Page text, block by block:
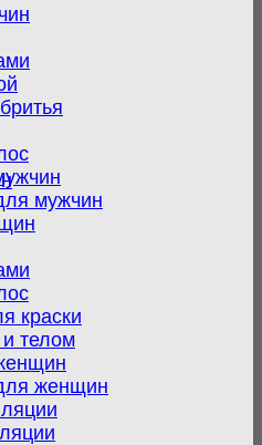
мужчин
краски
телом
женщин